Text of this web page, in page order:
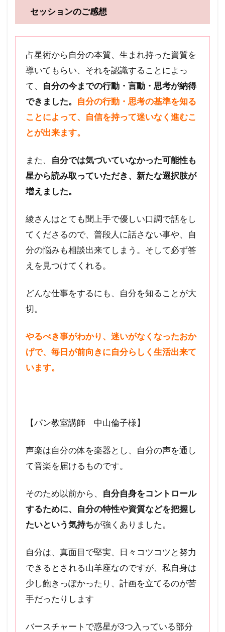
セッションのご感想
占星術から自分の本質、生まれ持った資質を
導いてもらい、それを認識することによっ
て、 自分の今までの行動・言動・思考が納得
できました。 自分の行動・思考の基準を知る
ことによって、自信を持って迷いなく進むこ
とが出来ます。
また、 自分では気づいていなかった可能性も
星から読み取っていただき、新たな選択肢が
増えました。
綾さんはとても聞上手で優しい口調で話をし
てくださるので、普段人に話さない事や、自
分の悩みも相談出来てしまう。そして必ず答
えを見つけてくれる。
どんな仕事をするにも、自分を知ることが大
切。
やるべき事がわかり、迷いがなくなったおか
げで、毎日が前向きに自分らしく生活出来て
います。
【パン教室講師 中山倫子様】
声楽は自分の体を楽器とし、自分の声を通し
て音楽を届けるものです。
そのため以前から、 自分自身をコントロール
するために、自分の特性や資質などを把握し
たいという気持ちが強くありました。
自分は、真面目で堅実、日々コツコツと努力
できるとされる山羊座なのですが、私自身は
少し飽きっぽかったり、計画を立てるのが苦
手だったりします
バースチャートで惑星が3つ入っている部分